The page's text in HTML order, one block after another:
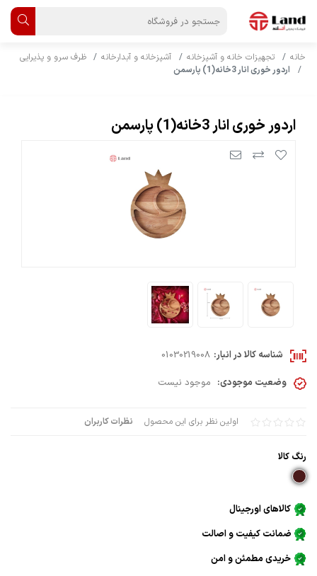
خانه تجهیزات خانه و آشپزخانه آشپزخانه و آبدارخانه
ظرف سرو و پذیرایی
اردور خوری انار 3خانه(1) پارسمن
اردور خوری انار 3خانه(1) پارسمن
اولین نظر برای این محصول نظرات کاربران
رنگ كالا
کالاهای اورجینال
ضمانت کیفیت و اصالت
خریدی مطمئن و امن
شناسه کالا در انبار: 01030219008
وضعیت موجودی: موجود نیست